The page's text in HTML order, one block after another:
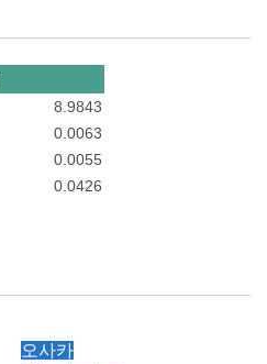
8.9843
0.0063
0.0055
0.0426
오사카